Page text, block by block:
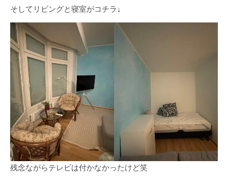
そしてリビングと寝室がコチラ↓
残念ながらテレビは付かなかったけど笑